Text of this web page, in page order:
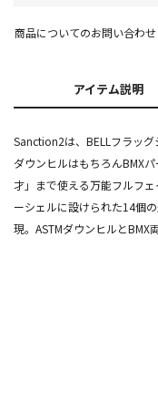
商品についてのお問い合わせ
アイテム説明
Sanction2は、BELLフラッグ
ダウンヒルはもちろんBMX
才」まで使える万能フルフ
ーシェルに設けられた14個
現。ASTMダウンヒルとBMX